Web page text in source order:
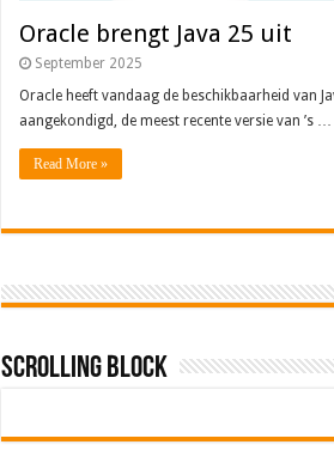
Oracle brengt Java 25 uit
September 2025
Oracle heeft vandaag de beschikbaarheid van
aangekondigd, de meest recente versie van ’s …
Read More »
Scrolling Block